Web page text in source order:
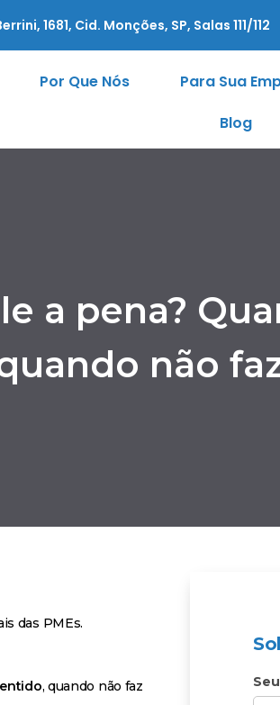
1681, Cid. Monções, SP, Salas 111/112
Por Que Nós Para Sua
Blog
a pena?
não
das PMEs.
, quando não faz